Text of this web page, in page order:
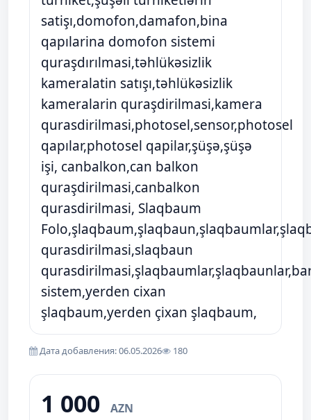
satişı,domofon,damafon,bina
qapılarina domofon sistemi
quraşdırılmasi,təhlükəsizlik
kameralatin satışı,təhlükəsizlik
kameralarin quraşdirilmasi,kamera
qurasdirilmasi,photosel,sensor,photosel
qapılar,photosel qapilar,şüşə,şüşə
işi, canbalkon,can balkon
quraşdirilmasi,canbalkon
qurasdirilmasi, Slaqbaum
qurasdirilmasi,slaqbaun
sistem,yerden cixan
şlaqbaum,yerden çixan şlaqbaum,
Дата добавления: 06.05.2026 180
1 000 AZN